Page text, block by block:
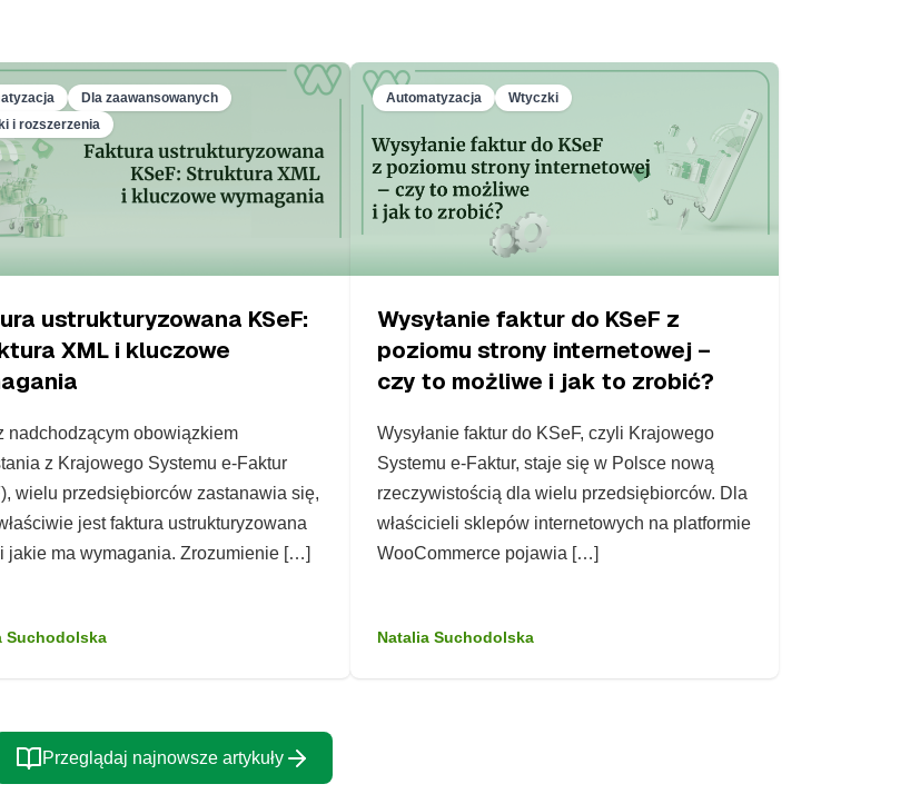
Dla zaawansowanych
i rozszerzenia
ustrukturyzowana KSeF:
XML i kluczowe
nadchodzącym obowiązkiem
z Krajowego Systemu e-Faktur
wielu przedsiębiorców zastanawia się,
jest faktura ustrukturyzowana
jakie ma wymagania. Zrozumienie […]
Suchodolska
Automatyzacja Wtyczki
Wysyłanie faktur do KSeF z
poziomu strony internetowej –
czy to możliwe i jak to zrobić?
Wysyłanie faktur do KSeF, czyli Krajowego
Systemu e-Faktur, staje się w Polsce nową
rzeczywistością dla wielu przedsiębiorców. Dla
właścicieli sklepów internetowych na platformie
WooCommerce pojawia […]
Natalia Suchodolska
Przeglądaj najnowsze artykuły